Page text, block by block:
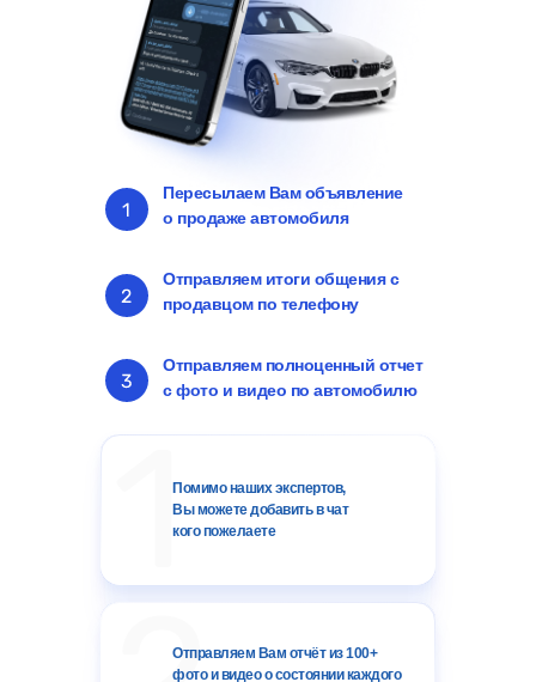
Пересылаем Вам объявление
о продаже автомобиля
Отправляем итоги общения с
продавцом по телефону
Отправляем полноценный отчет
с фото и видео по автомобилю
Помимо наших экспертов,
Вы можете добавить в чат
кого пожелаете
Отправляем Вам отчёт из 100+
фото и видео о состоянии каждого